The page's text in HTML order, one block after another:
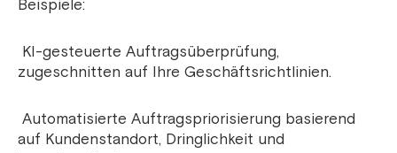
Beispiele:
KI-gesteuerte Auftragsüberprüfung,
zugeschnitten auf Ihre Geschäftsrichtlinien.
Automatisierte Auftragspriorisierung basierend
auf Kundenstandort, Dringlichkeit und